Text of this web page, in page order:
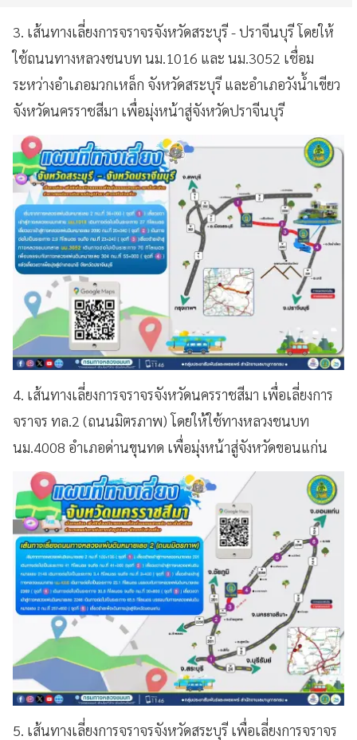
3. เส้นทางเลี่ยงการจราจรจังหวัดสระบุรี - ปราจีนบุรี โดยให้
ใช้ถนนทางหลวงชนบท นม.1016 และ นม.3052 เชื่อม
ระหว่างอำเภอมวกเหล็ก จังหวัดสระบุรี และอำเภอวังน้ำเขียว
จังหวัดนครราชสีมา เพื่อมุ่งหน้าสู่จังหวัดปราจีนบุรี
4. เส้นทางเลี่ยงการจราจรจังหวัดนครราชสีมา เพื่อเลี่ยงการ
จราจร ทล.2 (ถนนมิตรภาพ) โดยให้ใช้ทางหลวงชนบท
นม.4008 อำเภอด่านขุนทด เพื่อมุ่งหน้าสู่จังหวัดขอนแก่น
5. เส้นทางเลี่ยงการจราจรจังหวัดสระบุรี เพื่อเลี่ยงการจราจร